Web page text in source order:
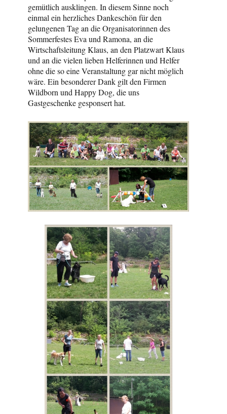
gemütlich ausklingen. In diesem Sinne noch
einmal ein herzliches Dankeschön für den
gelungenen Tag an die Organisatorinnen des
Sommerfestes Eva und Ramona, an die
Wirtschaftsleitung Klaus, an den Platzwart Klaus
und an die vielen lieben Helferinnen und Helfer
ohne die so eine Veranstaltung gar nicht möglich
wäre. Ein besonderer Dank gilt den Firmen
Wildborn und Happy Dog, die uns
Gastgeschenke gesponsert hat.